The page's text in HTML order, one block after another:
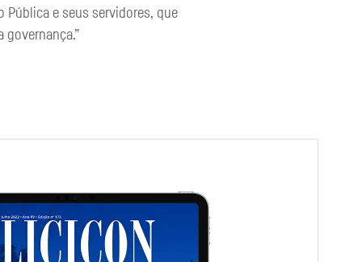
e seus servidores, que